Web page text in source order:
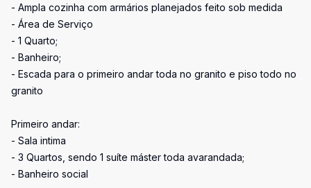
- Ampla cozinha com armários planejados feito sob medida
- Área de Serviço
- 1 Quarto;
- Banheiro;
- Escada para o primeiro andar toda no granito e piso todo no
granito
Primeiro andar:
- Sala intima
- 3 Quartos, sendo 1 suíte máster toda avarandada;
- Banheiro social